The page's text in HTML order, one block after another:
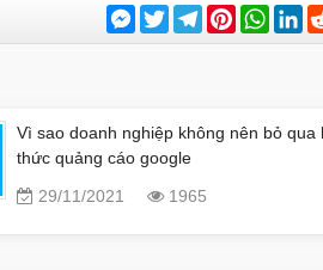
Messenger
TwitterTelegram
Pinterest
Vì sao doanh nghiệp không nên bỏ qua
thức quảng cáo google
29/11/2021
1965